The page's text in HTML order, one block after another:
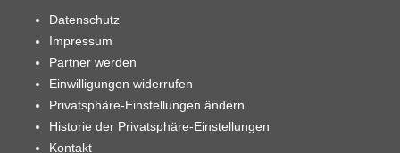
Datenschutz
Impressum
Partner werden
Einwilligungen widerrufen
Privatsphäre-Einstellungen ändern
Historie der Privatsphäre-Einstellungen
Kontakt